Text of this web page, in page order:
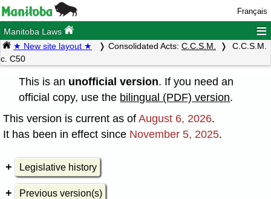
Français
Manitoba Laws ≡
★ New site layout ★ Consolidated Acts: C.C.S.M.
C.C.S.M.
c. C50
This is an unofficial version. If you need an
official copy, use the bilingual (PDF) version.
This version is current as of August 6, 2026.
It has been in effect since November 5, 2025.
Legislative history
Previous version(s)